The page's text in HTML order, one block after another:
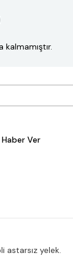
kalmamıştır.
Ver
astarsız yelek.